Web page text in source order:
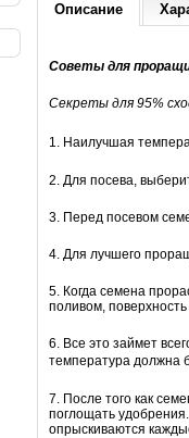
Описание
Советы для
Секреты для 95%
1. Наилучшая
2. Для посева,
3. Перед посевом
4. Для лучшего
5. Когда семена
поливом,
6. Все это займет
температура должна
7. После того как
поглощать
опрыскиваются